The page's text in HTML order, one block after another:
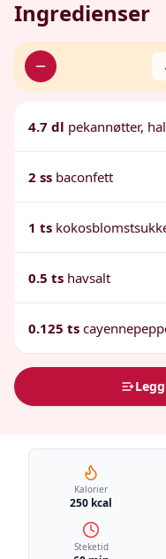
Ingredienser
4.7 dl pekannøtter,
2 ss baconfett
1 ts
0.5 ts havsalt
0.125 ts
Kalorier
250 kcal
Steketid